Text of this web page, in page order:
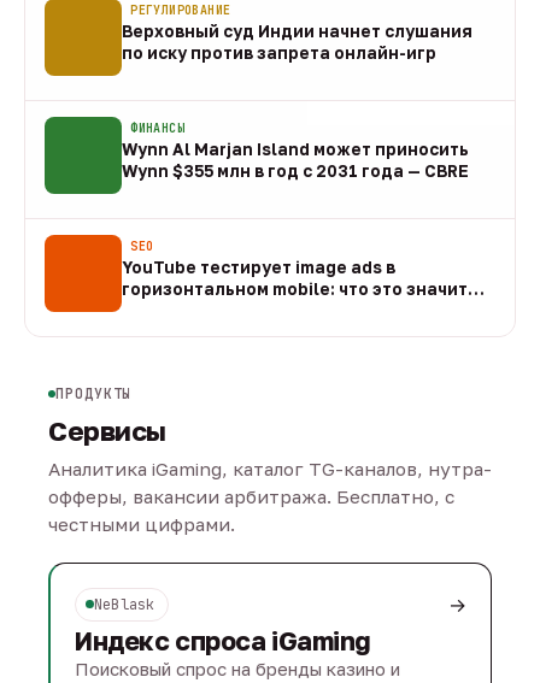
РЕГУЛИРОВАНИЕ
Верховный суд Индии начнет слушания
по иску против запрета онлайн-игр
ФИНАНСЫ
Wynn Al Marjan Island может приносить
Wynn $355 млн в год с 2031 года — CBRE
SEO
YouTube тестирует image ads в
горизонтальном mobile: что это значит
ПРОДУКТЫ
Сервисы
Аналитика iGaming, каталог TG-каналов, нутра-
офферы, вакансии арбитража. Бесплатно, с
честными цифрами.
NeBlask →
Индекс спроса iGaming
Поисковый спрос на бренды казино и